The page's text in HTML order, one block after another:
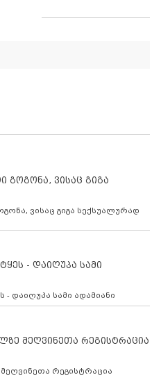
გოგონა, ვისაც გიგა
ვისაც გიგა სექსუალურად
- დაიღუპა სამი
- დაიღუპა სამი ადამიანი
მეღვინეთა რეგისტრაცია
რეგისტრაცია